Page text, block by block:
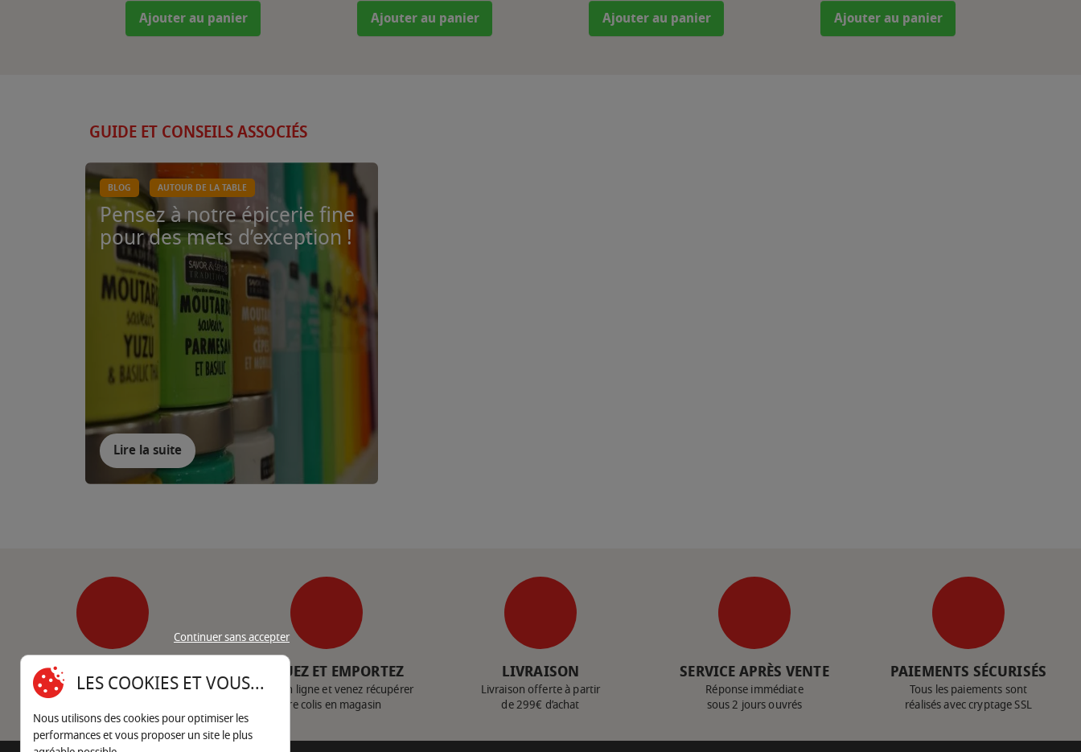
Ajouter au panier Ajouter au panier Ajouter au panier Ajouter au panier
GUIDE ET CONSEILS ASSOCIÉS
BLOG AUTOUR DE LA TABLE
Pensez à notre épicerie fine
pour des mets d’exception !
Lire la suite
SERVICE CLIENT
Nous contacter
CLIQUEZ ET EMPORTEZ
Achetez en ligne et venez récupérer
votre colis en magasin
LIVRAISON
Livraison offerte à partir
de 299€ d’achat
SERVICE APRÈS VENTE
Réponse immédiate
sous 2 jours ouvrés
PAIEMENTS SÉCURISÉS
Tous les paiements sont
réalisés avec cryptage SSL
Continuer sans accepter
LES COOKIES ET VOUS...
Nous utilisons des cookies pour optimiser les
performances et vous proposer un site le plus